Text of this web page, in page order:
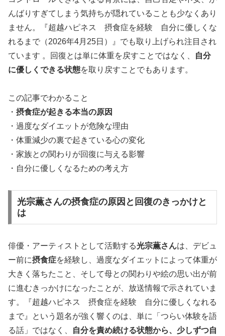
んばりすぎてしまう気持ちが隠れていることも少なくあり
ません。『超越ハピネス 摂食症を経験 自分に優しくな
れるまで（2026年4月25日）』でも取り上げられ注目され
ています 。回復とは単に体重を戻すことではなく、
自分
に優しくできる状態を取り戻すことでもあります。
この記事でわかること
・ 摂食症が起きる本当の原因
・過度なダイエットが危険な理由
・体重減少の裏で起きている心の変化
・家族との関わりが回復に与える影響
・自分に優しくなるための考え方
光宗薫さんの摂食症の原因と回復のきっかけと
は
俳優・アーティストとして活動する光宗薫さんは、デビュ
ー前に摂食症を経験し、過度なダイエットによって体重が
大きく落ちたこと、そして母との関わりや絵の思い出が前
に進むきっかけになったことが、放送情報で示されていま
す。『超越ハピネス 摂食症を経験 自分に優しくなれる
まで』という題名が強く響くのは、単に「つらい体験を語
る話」ではなく、
自分を責め続ける状態から、少しずつ自